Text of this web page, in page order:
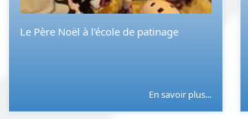
Le Père Noël à l'école de patinage
En savoir plus...